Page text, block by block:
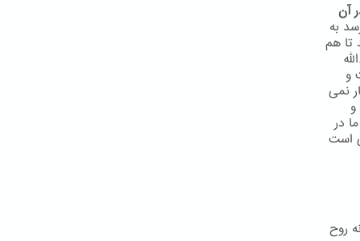
آن
به
تا هم
و
نمی
در
است
روح